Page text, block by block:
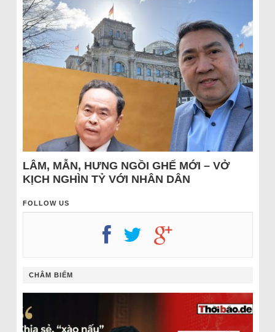
LÂM, MẪN, HƯNG NGỒI GHẾ MỚI – VỞ
KỊCH NGHÌN TỶ VỚI NHÂN DÂN
FOLLOW US
CHÂM BIẾM